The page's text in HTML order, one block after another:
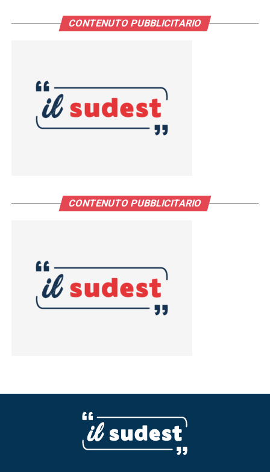
CONTENUTO PUBBLICITARIO
CONTENUTO PUBBLICITARIO